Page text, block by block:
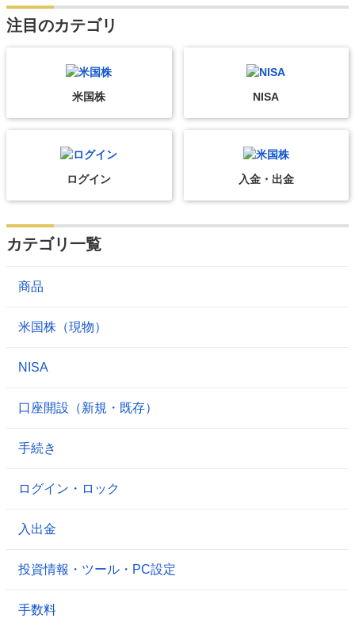
注目のカテゴリ
米国株 NISA
ログイン 入金・出金
カテゴリ一覧
商品
米国株（現物）
NISA
口座開設（新規・既存）
手続き
ログイン・ロック
入出金
投資情報・ツール・PC設定
手数料